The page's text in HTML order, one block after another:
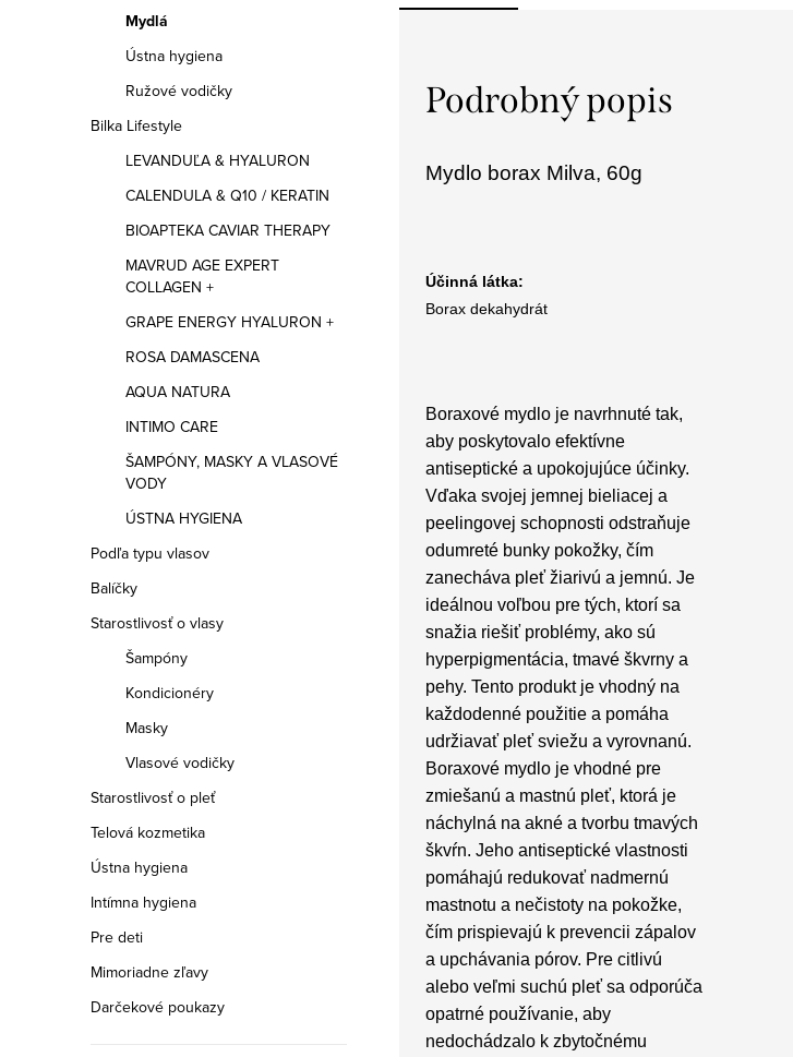
Mydlá
Ústna hygiena
Ružové vodičky
Bilka Lifestyle
LEVANDUĽA & HYALURON
CALENDULA & Q10 / KERATIN
BIOAPTEKA CAVIAR THERAPY
MAVRUD AGE EXPERT
COLLAGEN +
GRAPE ENERGY HYALURON +
ROSA DAMASCENA
AQUA NATURA
INTIMO CARE
ŠAMPÓNY, MASKY A VLASOVÉ
VODY
ÚSTNA HYGIENA
Podľa typu vlasov
Balíčky
Starostlivosť o vlasy
Šampóny
Kondicionéry
Masky
Vlasové vodičky
Starostlivosť o pleť
Telová kozmetika
Ústna hygiena
Intímna hygiena
Pre deti
Mimoriadne zľavy
Darčekové poukazy
Podrobný popis
Mydlo borax Milva, 60g
Účinná látka:
Borax dekahydrát
Boraxové mydlo je navrhnuté tak,
aby poskytovalo efektívne
antiseptické a upokojujúce účinky.
Vďaka svojej jemnej bieliacej a
peelingovej schopnosti odstraňuje
odumreté bunky pokožky, čím
zanecháva pleť žiarivú a jemnú. Je
ideálnou voľbou pre tých, ktorí sa
snažia riešiť problémy, ako sú
hyperpigmentácia, tmavé škvrny a
pehy. Tento produkt je vhodný na
každodenné použitie a pomáha
udržiavať pleť sviežu a vyrovnanú.
Boraxové mydlo je vhodné pre
zmiešanú a mastnú pleť, ktorá je
náchylná na akné a tvorbu tmavých
škvŕn. Jeho antiseptické vlastnosti
pomáhajú redukovať nadmernú
mastnotu a nečistoty na pokožke,
čím prispievajú k prevencii zápalov
a upchávania pórov. Pre citlivú
alebo veľmi suchú pleť sa odporúča
opatrné používanie, aby
nedochádzalo k zbytočnému